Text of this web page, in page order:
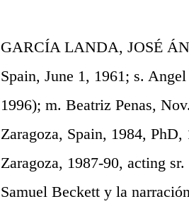
GARCÍA LANDA, JOSÉ
Spain, June 1, 1961; s.
1996); m. Beatriz Penas,
Zaragoza, Spain, 1984,
Zaragoza, 1987-90, acting
Samuel Beckett y la